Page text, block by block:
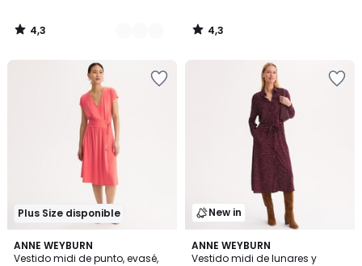
de
59.99
4,3
/
4,3
/
Plus Size disponible
ANNE WEYBURN
Vestido midi de punto, evasé,
4,2
/ 5
2
Colores
New in
ANNE WEYBURN
Vestido midi de lunares y